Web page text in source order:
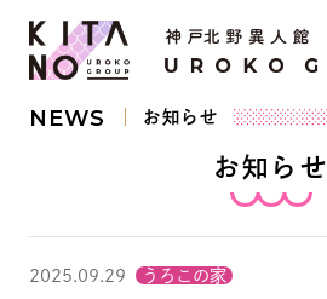
NEWS お知らせ
お知らせ
2025.09.29 うろこの家